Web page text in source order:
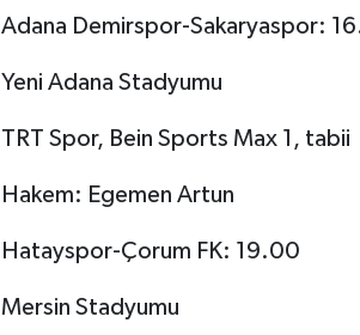
Adana Demirspor-Sakaryaspor:
Yeni Adana Stadyumu
TRT Spor, Bein Sports Max 1, tabii
Hakem: Egemen Artun
Hatayspor-Çorum FK: 19.00
Mersin Stadyumu